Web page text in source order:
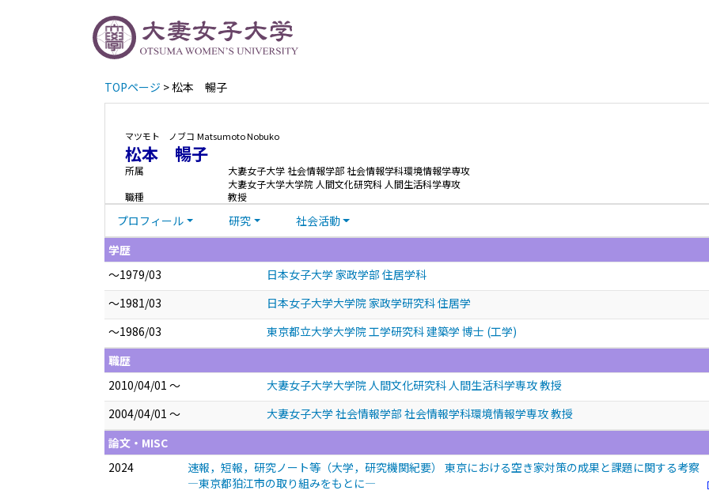
TOPページ > 松本 暢子
マツモト ノブコ Matsumoto Nobuko
松本 暢子
所属
大妻女子大学 社会情報学部 社会情報学科環境情報学専攻
大妻女子大学大学院 人間文化研究科 人間生活科学専攻
職種
教授
プロフィール 研究
社会活動
学歴
～1979/03
日本女子大学 家政学部 住居学科
～1981/03
日本女子大学大学院 家政学研究科 住居学
～1986/03
東京都立大学大学院 工学研究科 建築学 博士 (工学)
職歴
2010/04/01 ～
大妻女子大学大学院 人間文化研究科 人間生活科学専攻 教授
2004/04/01 ～
大妻女子大学 社会情報学部 社会情報学科環境情報学専攻 教授
論文・MISC
2024
速報，短報，研究ノート等（大学，研究機関紀要） 東京における空き家対策の成果と課題に関する考察
―東京都狛江市の取り組みをもとに―